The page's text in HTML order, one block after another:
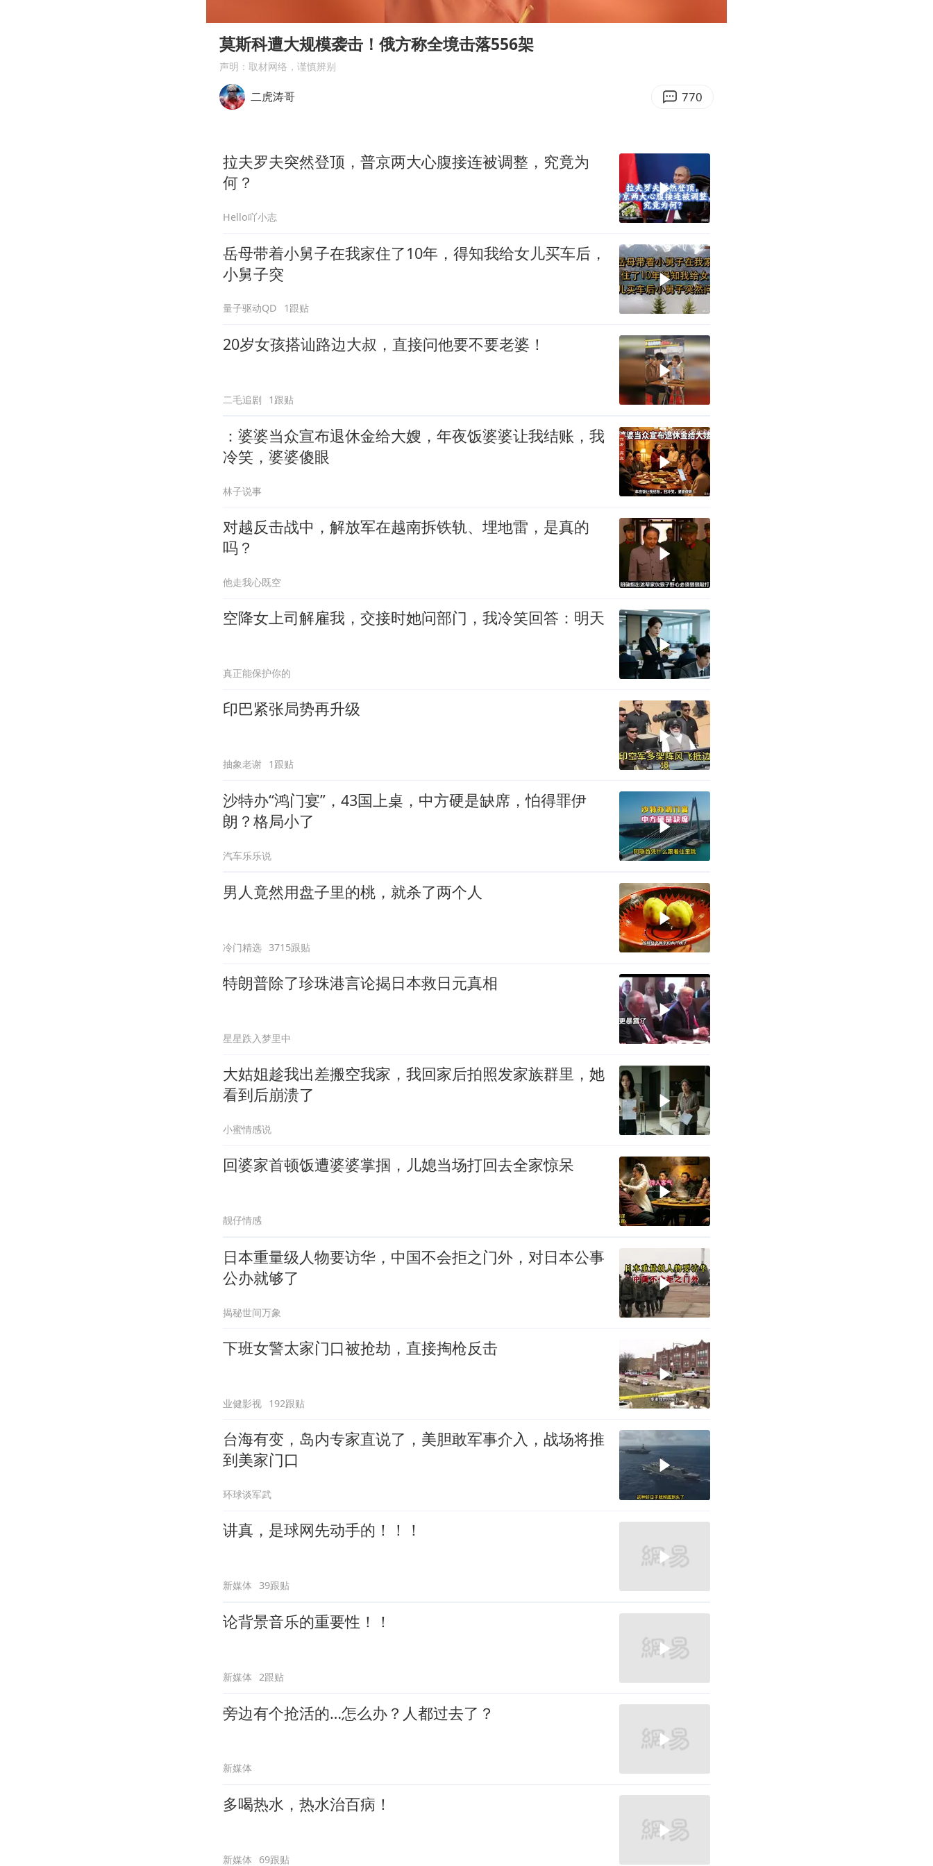
东航：国内客票提前14天免费退改
日本试射“战斧”导弹，国防部回应
莫斯科遭大规模袭击！俄方称全境击落556架
声明：取材网络，谨慎辨别
二虎涛哥 770
拉夫罗夫突然登顶，普京两大心腹接连被调整，究竟为
何？
Hello吖小志
岳母带着小舅子在我家住了10年，得知我给女儿买车后，
小舅子突
量子驱动QD 1跟贴
20岁女孩搭讪路边大叔，直接问他要不要老婆！
二毛追剧 1跟贴
：婆婆当众宣布退休金给大嫂，年夜饭婆婆让我结账，我
冷笑，婆婆傻眼
林子说事
对越反击战中，解放军在越南拆铁轨、埋地雷，是真的
吗？
他走我心既空
空降女上司解雇我，交接时她问部门，我冷笑回答：明天
真正能保护你的
印巴紧张局势再升级
抽象老谢 1跟贴
沙特办“鸿门宴”，43国上桌，中方硬是缺席，怕得罪伊
朗？格局小了
汽车乐乐说
男人竟然用盘子里的桃，就杀了两个人
冷门精选 3715跟贴
特朗普除了珍珠港言论揭日本救日元真相
星星跌入梦里中
大姑姐趁我出差搬空我家，我回家后拍照发家族群里，她
看到后崩溃了
小蜜情感说
回婆家首顿饭遭婆婆掌掴，儿媳当场打回去全家惊呆
靓仔情感
日本重量级人物要访华，中国不会拒之门外，对日本公事
公办就够了
揭秘世间万象
下班女警太家门口被抢劫，直接掏枪反击
业健影视 192跟贴
台海有变，岛内专家直说了，美胆敢军事介入，战场将推
到美家门口
环球谈军武
讲真，是球网先动手的！！！
新媒体 39跟贴
论背景音乐的重要性！！
新媒体 2跟贴
旁边有个抢活的…怎么办？人都过去了？
新媒体
多喝热水，热水治百病！
新媒体 69跟贴